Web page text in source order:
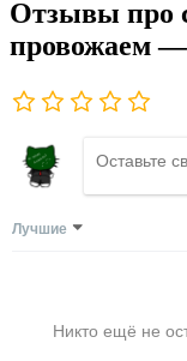
Отзывы про
провожаем —
Лучшие
Никто ещё не